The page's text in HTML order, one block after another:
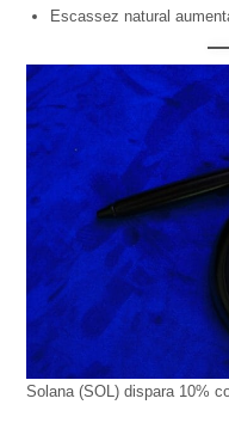
Escassez natural
Solana (SOL) dispara 10%